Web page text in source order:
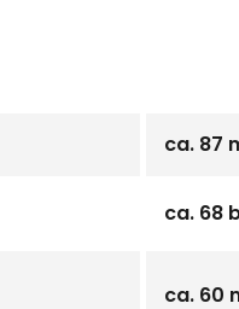
ca. 87
ca. 68
ca. 60